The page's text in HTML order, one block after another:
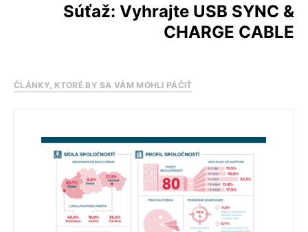
Súťaž: Vyhrajte USB SYNC &
CHARGE CABLE
ČLÁNKY, KTORÉ BY SA VÁM MOHLI PÁČIŤ